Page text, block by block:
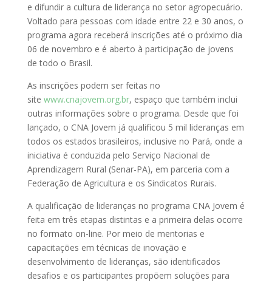
e difundir a cultura de liderança no setor agropecuário.
Voltado para pessoas com idade entre 22 e 30 anos, o
programa agora receberá inscrições até o próximo dia
06 de novembro e é aberto à participação de jovens
de todo o Brasil.
As inscrições podem ser feitas no
site www.cnajovem.org.br, espaço que também inclui
outras informações sobre o programa. Desde que foi
lançado, o CNA Jovem já qualificou 5 mil lideranças em
todos os estados brasileiros, inclusive no Pará, onde a
iniciativa é conduzida pelo Serviço Nacional de
Aprendizagem Rural (Senar-PA), em parceria com a
Federação de Agricultura e os Sindicatos Rurais.
A qualificação de lideranças no programa CNA Jovem é
feita em três etapas distintas e a primeira delas ocorre
no formato on-line. Por meio de mentorias e
capacitações em técnicas de inovação e
desenvolvimento de lideranças, são identificados
desafios e os participantes propõem soluções para